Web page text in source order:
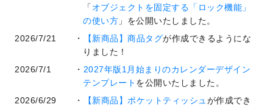
「 オブジェクトを固定する「ロック機能」
の使い方 」を公開いたしました。
2026/7/21
【新商品】商品タグが作成できるようにな
りました！
2026/7/1
2027年版1月始まりのカレンダーデザイン
テンプレート を公開いたしました。
2026/6/29
【新商品】ポケットティッシュが作成でき